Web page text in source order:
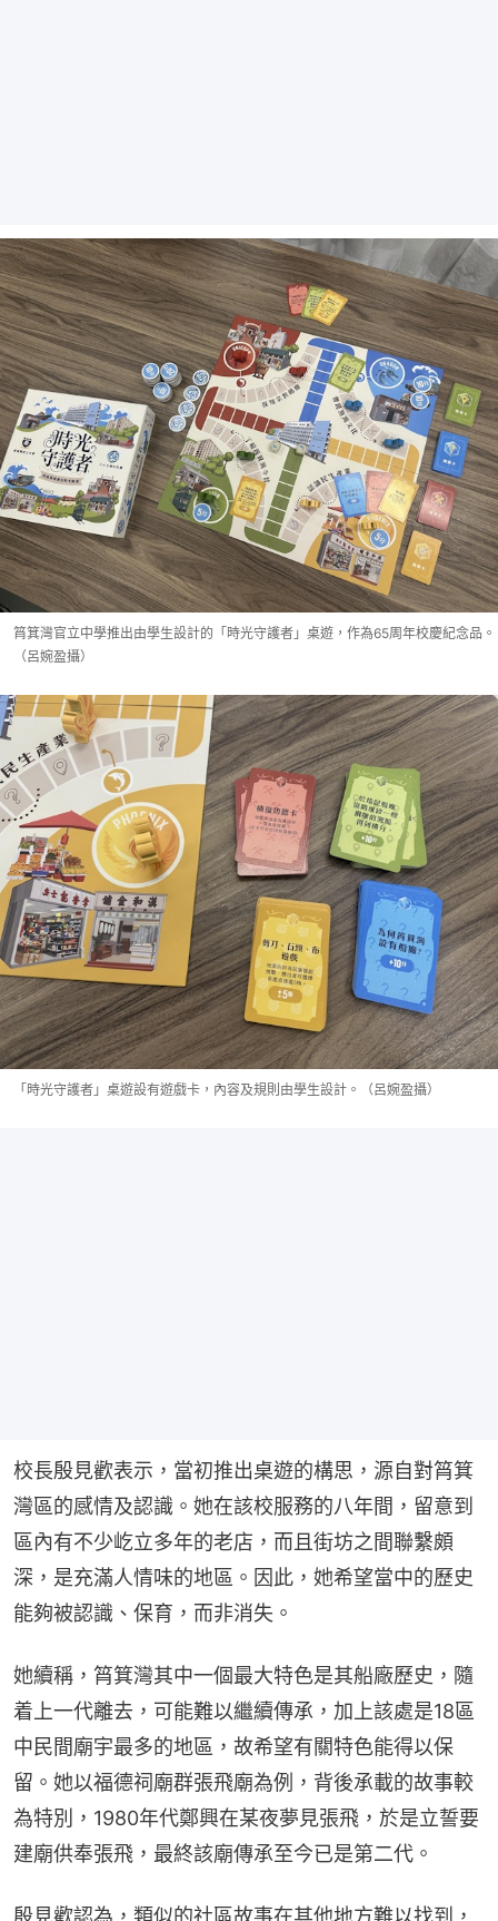
筲箕灣官立中學推出由學生設計的「時光守護者」桌遊，作為65周年校慶紀念品。
（呂婉盈攝）
「時光守護者」桌遊設有遊戲卡，內容及規則由學生設計。（呂婉盈攝）
校長殷見歡表示，當初推出桌遊的構思，源自對筲箕
灣區的感情及認識。她在該校服務的八年間，留意到
區內有不少屹立多年的老店，而且街坊之間聯繫頗
深，是充滿人情味的地區。因此，她希望當中的歷史
能夠被認識、保育，而非消失。
她續稱，筲箕灣其中一個最大特色是其船廠歷史，隨
着上一代離去，可能難以繼續傳承，加上該處是18區
中民間廟宇最多的地區，故希望有關特色能得以保
留。她以福德祠廟群張飛廟為例，背後承載的故事較
為特別，1980年代鄭興在某夜夢見張飛，於是立誓要
建廟供奉張飛，最終該廟傳承至今已是第二代。
殷見歡認為，類似的社區故事在其他地方難以找到，